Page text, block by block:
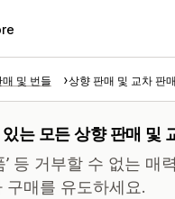
및 번들 상향 판매 및 교차 판매
는 모든 상향 판매 및
’ 등 거부할 수 없는 매
구매를 유도하세요.